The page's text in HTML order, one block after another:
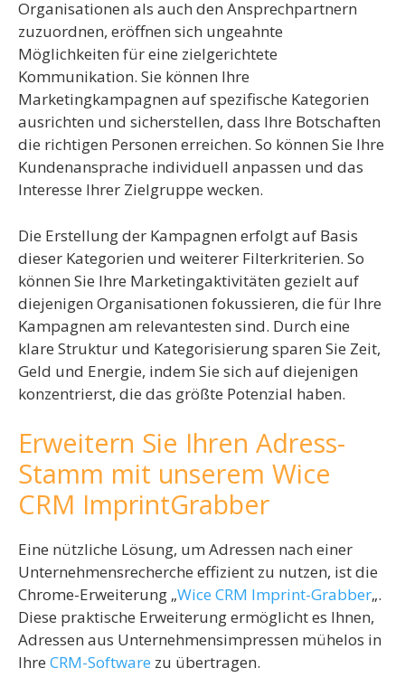
Organisationen als auch den Ansprechpartnern
zuzuordnen, eröffnen sich ungeahnte
Möglichkeiten für eine zielgerichtete
Kommunikation. Sie können Ihre
Marketingkampagnen auf spezifische Kategorien
ausrichten und sicherstellen, dass Ihre Botschaften
die richtigen Personen erreichen. So können Sie Ihre
Kundenansprache individuell anpassen und das
Interesse Ihrer Zielgruppe wecken.
Die Erstellung der Kampagnen erfolgt auf Basis
dieser Kategorien und weiterer Filterkriterien. So
können Sie Ihre Marketingaktivitäten gezielt auf
diejenigen Organisationen fokussieren, die für Ihre
Kampagnen am relevantesten sind. Durch eine
klare Struktur und Kategorisierung sparen Sie Zeit,
Geld und Energie, indem Sie sich auf diejenigen
konzentrierst, die das größte Potenzial haben.
Erweitern Sie Ihren Adress-
Stamm mit unserem Wice
CRM ImprintGrabber
Eine nützliche Lösung, um Adressen nach einer
Unternehmensrecherche effizient zu nutzen, ist die
Chrome-Erweiterung „Wice CRM Imprint-Grabber„.
Diese praktische Erweiterung ermöglicht es Ihnen,
Adressen aus Unternehmensimpressen mühelos in
Ihre CRM-Software zu übertragen.